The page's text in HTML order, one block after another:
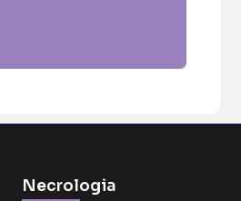
Necrologia